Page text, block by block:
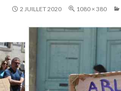
2 JUILLET 2020 1080 × 380